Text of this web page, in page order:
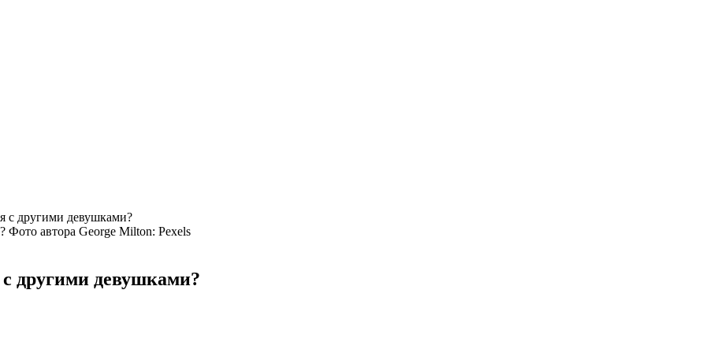
с другими девушками?
Фото автора George Milton: Pexels
с другими девушками?